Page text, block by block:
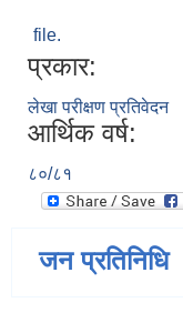
file.
प्रकार:
लेखा परीक्षण प्रतिवेदन
आर्थिक वर्ष:
८०/८१
जन प्रतिनिधि